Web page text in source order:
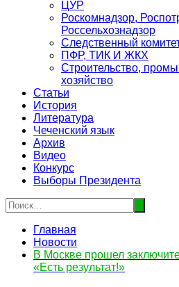
ЦУР
Роскомнадзор,
Россельхознадзор
Следственный
ПФР, ТИК И ЖКХ
Строительство,
хозяйство
Статьи
История
Литература
Чеченский язык
Архив
Видео
Конкурс
Выборы Президента
Главная
Новости
В Москве прошел
«Есть результат!»